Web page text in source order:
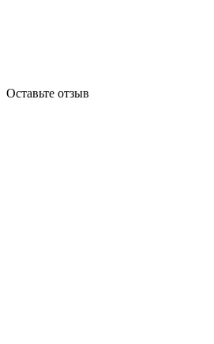
Оставьте отзыв